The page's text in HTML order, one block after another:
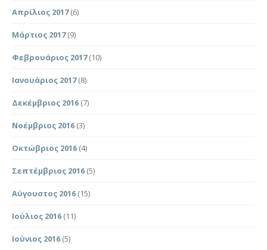
Απρίλιος 2017(6)
Μάρτιος 2017(9)
Φεβρουάριος 2017(10)
Ιανουάριος 2017(8)
Δεκέμβριος 2016 (7)
Νοέμβριος 2016 (3)
Οκτώβριος 2016 (4)
Σεπτέμβριος 2016 (5)
Αύγουστος 2016 (15)
Ιούλιος 2016 (11)
Ιούνιος 2016 (5)